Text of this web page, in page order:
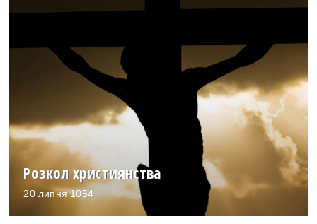
Розкол християнства
20 липня 1054